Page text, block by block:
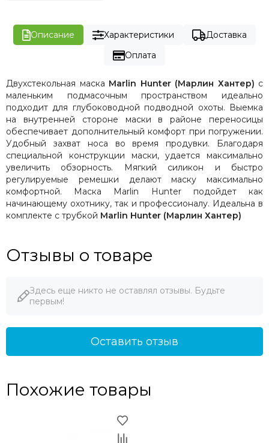
Описание Характеристики
Доставка
Оплата
Двухстекольная маска Marlin Hunter (Марлин Хантер) с
маленьким подмасочным пространством идеально
подходит для глубоководной подводной охоты. Выемка
на внутренней стороне маски в районе переносицы
обеспечивает дополнительный комфорт при погружении.
Удобный захват носа во время продувки. Благодаря
специальной конструкции маски, удается максимально
увеличить обзорность. Мягкий силикон и быстро
регулируемые ремешки делают маску максимально
комфортной. Маска
Marlin Hunterподойдет как
начинающему охотнику, так и профессионалу. Идеальна в
комплекте с трубкой Marlin Hunter (Марлин Хантер)
Отзывы о товаре
Здесь еще никто не оставлял отзывы. Будьте
первым!
Оставить отзыв
Похожие товары